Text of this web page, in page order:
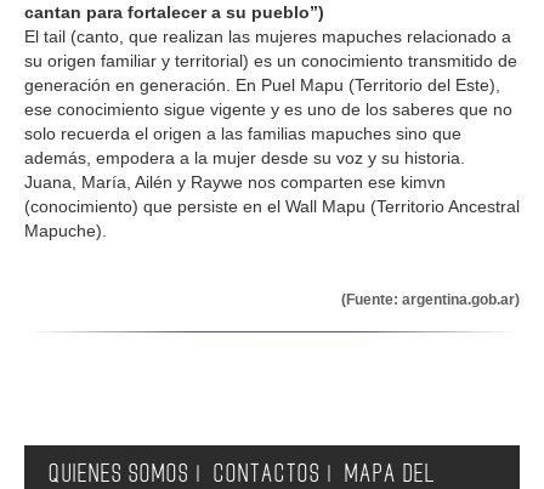
cantan para fortalecer a su pueblo”)
El tail (canto, que realizan las mujeres mapuches relacionado a
su origen familiar y territorial) es un conocimiento transmitido de
generación en generación. En Puel Mapu (Territorio del Este),
ese conocimiento sigue vigente y es uno de los saberes que no
solo recuerda el origen a las familias mapuches sino que
además, empodera a la mujer desde su voz y su historia.
Juana, María, Ailén y Raywe nos comparten ese kimvn
(conocimiento) que persiste en el Wall Mapu (Territorio Ancestral
Mapuche).
(Fuente: argentina.gob.ar)
QUIENES SOMOS CONTACTOS
MAPA DEL